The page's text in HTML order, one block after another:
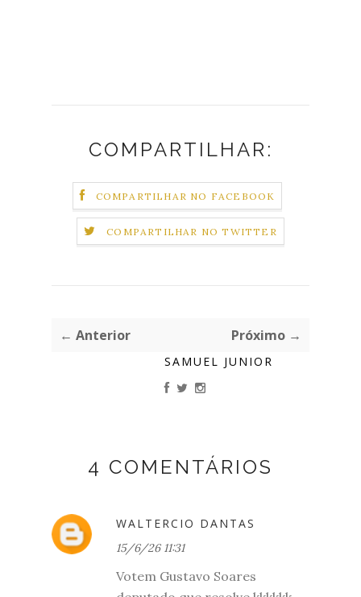
COMPARTILHAR:
COMPARTILHAR NO FACEBOOK
COMPARTILHAR NO TWITTER
← Anterior Próximo →
SAMUEL JUNIOR
4 COMENTÁRIOS
WALTERCIO DANTAS
15/6/26 11:31
Votem Gustavo Soares